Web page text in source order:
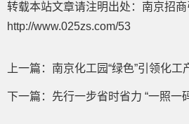
转载本站文章请注明出处：南京招
http://www.025zs.com/53
上一篇： 南京化工园“绿色”引领化工
下一篇： 先行一步省时省力 “一照一